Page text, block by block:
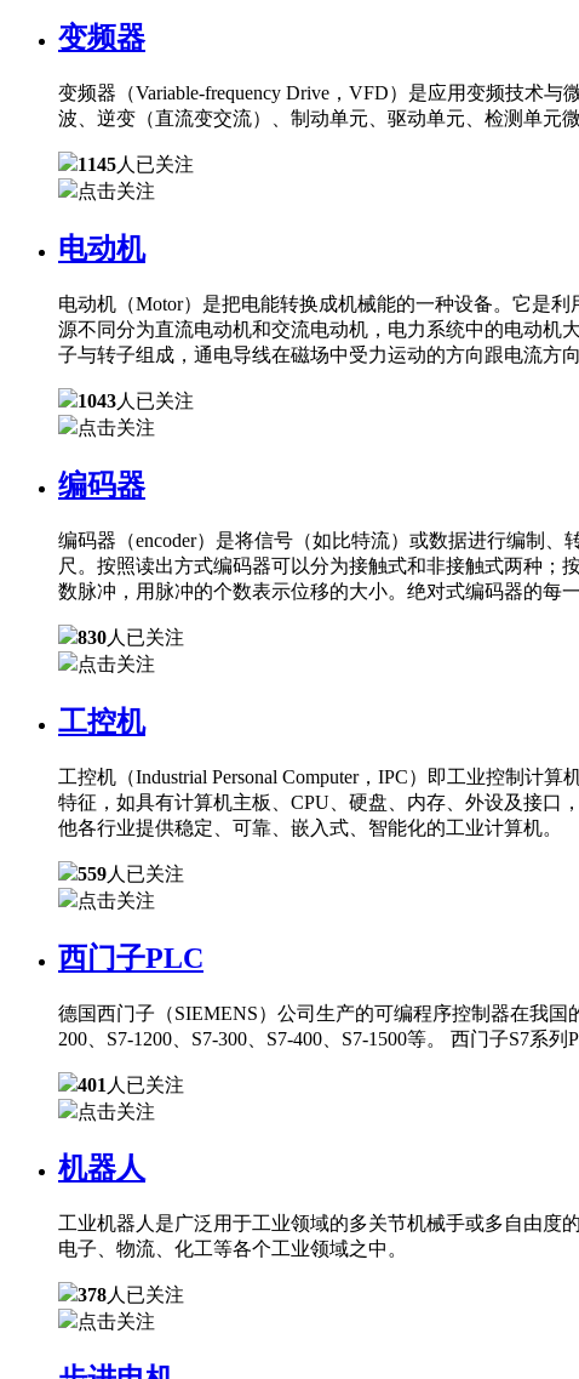
变频器
变频器（Variable-frequency Drive，VFD）是应用变频技术
波、逆变（直流变交流）、制动单元、驱动单元、检测单元
1145人已关注
点击关注
电动机
电动机（Motor）是把电能转换成机械能的一种设备。它是
源不同分为直流电动机和交流电动机，电力系统中的电动机
子与转子组成，通电导线在磁场中受力运动的方向跟电流方
1043人已关注
点击关注
编码器
编码器（encoder）是将信号（如比特流）或数据进行编制
尺。按照读出方式编码器可以分为接触式和非接触式两种
数脉冲，用脉冲的个数表示位移的大小。绝对式编码器的每
830人已关注
点击关注
工控机
工控机（Industrial Personal Computer，IPC）即工业控制
特征，如具有计算机主板、CPU、硬盘、内存、外设及接
他各行业提供稳定、可靠、嵌入式、智能化的工业计算机。
559人已关注
点击关注
西门子PLC
德国西门子（SIEMENS）公司生产的可编程序控制器在我
200、S7-1200、S7-300、S7-400、S7-1500等。 西门子S7
401 人已关注
点击关注
机器人
工业机器人是广泛用于工业领域的多关节机械手或多自由度
电子、物流、化工等各个工业领域之中。
378人已关注
点击关注